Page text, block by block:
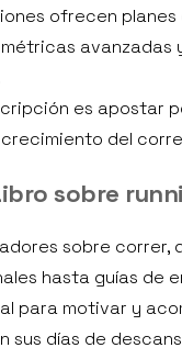
ofrecen planes
avanzadas
es apostar
del
sobre
sobre correr,
hasta guías de
para motivar y
sus días de